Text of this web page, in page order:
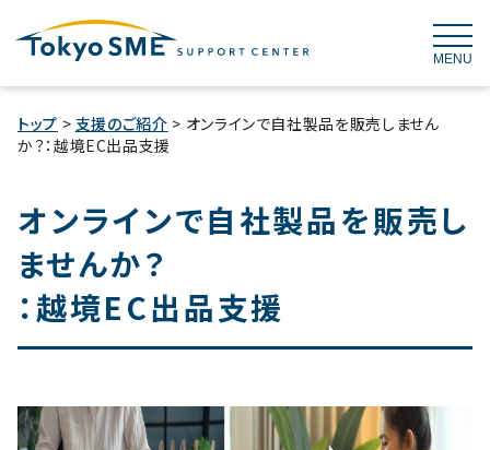
MENU
トップ > 支援のご紹介 > オンラインで自社製品を販売しません
か？：越境EC出品支援
オンラインで自社製品を販売し
ませんか？
：越境EC出品支援